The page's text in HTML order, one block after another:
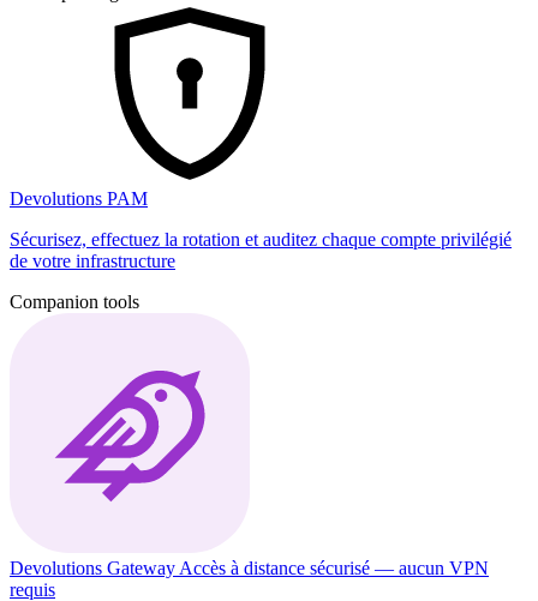
Devolutions PAM
Sécurisez, effectuez la rotation et auditez chaque compte privilégié
de votre infrastructure
Companion tools
Devolutions Gateway Accès à distance sécurisé — aucun VPN
requis